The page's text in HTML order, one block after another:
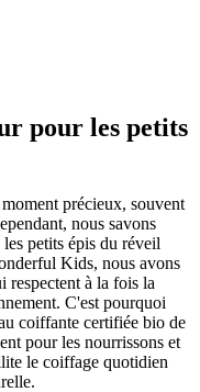
pour les petits
précieux, souvent
nous savons
petits épis du réveil
Kids, nous avons
respectent à la fois la
C'est pourquoi
coiffante certifiée bio de
pour les nourrissons et
le coiffage quotidien